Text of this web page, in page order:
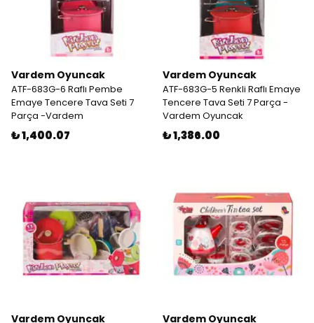
Vardem Oyuncak
ATF-683G-6 Raflı Pembe
Emaye Tencere Tava Seti 7
Parça -Vardem
₺ 1,400.07
Vardem Oyuncak
ATF-683G-5 Renkli Raflı Emaye
Tencere Tava Seti 7 Parça -
Vardem Oyuncak
₺ 1,386.00
Vardem Oyuncak Vardem Oyuncak